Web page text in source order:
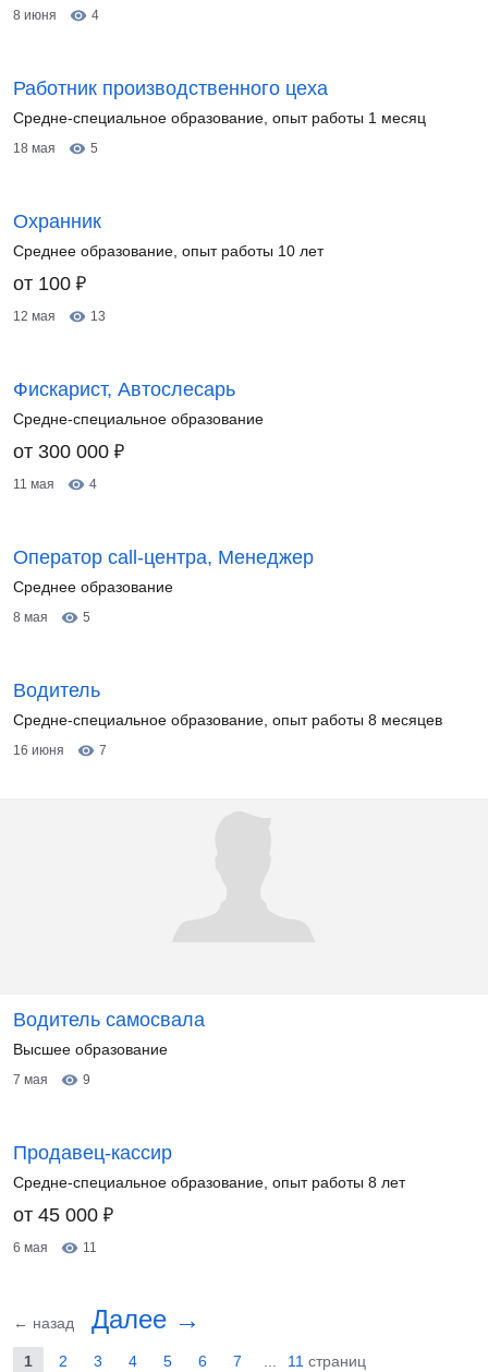
8 июня 4
Работник производственного цеха
Средне-специальное образование, опыт работы 1 месяц
18 мая 5
Охранник
Среднее образование, опыт работы 10 лет
от 100 ₽
12 мая 13
Фискарист, Автослесарь
Средне-специальное образование
от 300 000 ₽
11 мая 4
Оператор call-центра, Менеджер
Среднее образование
8 мая 5
Водитель
Средне-специальное образование, опыт работы 8 месяцев
16 июня 7
Водитель самосвала
Высшее образование
7 мая 9
Продавец-кассир
Средне-специальное образование, опыт работы 8 лет
от 45 000 ₽
6 мая 11
← назад Далее →
1 2 3 4 5 6 7 11 страниц